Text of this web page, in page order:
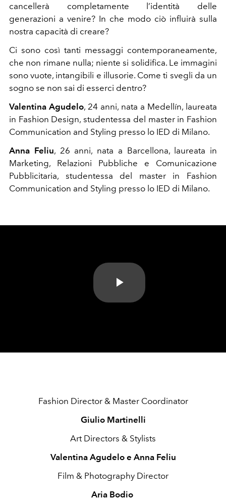
cancellerà completamente l’identità delle
generazioni a venire? In che modo ciò influirà sulla
nostra capacità di creare?
Ci sono così tanti messaggi contemporaneamente,
che non rimane nulla; niente si solidifica. Le immagini
sono vuote, intangibili e illusorie. Come ti svegli da un
sogno se non sai di esserci dentro?
Valentina Agudelo, 24 anni, nata a Medellín, laureata
in Fashion Design, studentessa del master in Fashion
Communication and Styling presso lo IED di Milano.
Anna Feliu, 26 anni, nata a Barcellona, laureata in
Marketing, Relazioni Pubbliche e Comunicazione
Pubblicitaria, studentessa del master in Fashion
Communication and Styling presso lo IED di Milano.
Play
Fashion Director & Master Coordinator
Giulio Martinelli
Art Directors & Stylists
Valentina Agudelo e Anna Feliu
Film & Photography Director
Aria Bodio